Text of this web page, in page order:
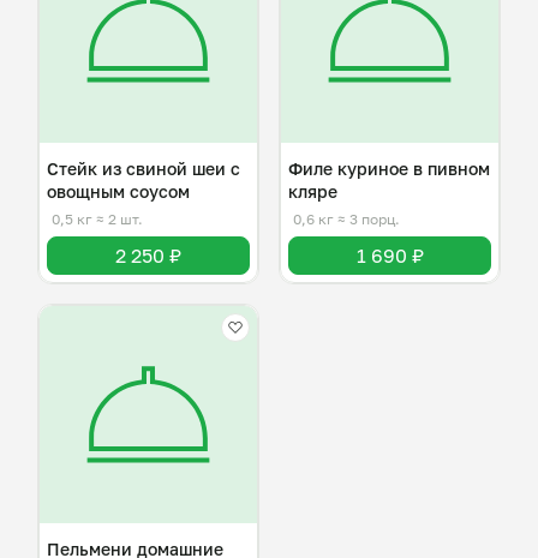
Стейк из свиной шеи с
овощным соусом
0,5 кг ≈ 2 шт.
2 250 ₽
Филе куриное в пивном
кляре
0,6 кг ≈ 3 порц.
1 690 ₽
Пельмени домашние